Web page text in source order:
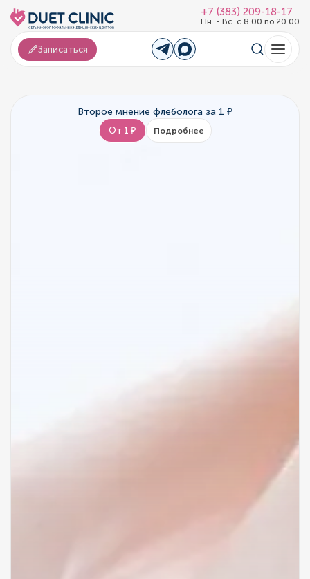
+7 (383) 209-18-17
Пн. - Вс. с 8.00 по 20.00
Записаться
Второе мнение флеболога за 1 ₽
От 1 ₽ Подробнее